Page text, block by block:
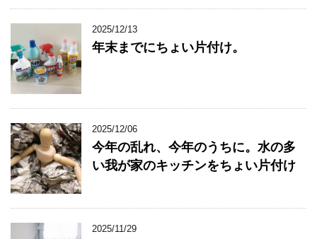
2025/12/13
年末までにちょい片付け。
2025/12/06
今年の乱れ、今年のうちに。水の多
い我が家のキッチンをちょい片付け
2025/11/29